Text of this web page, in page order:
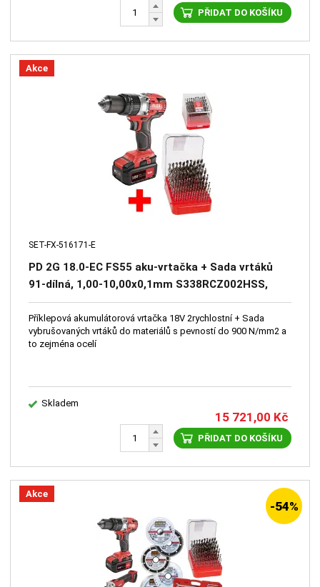
PŘIDAT DO KOŠÍKU
Akce
SET-FX-516171-E
PD 2G 18.0-EC FS55 aku-vrtačka + Sada vrtáků
91-dílná, 1,00-10,00x0,1mm S338RCZ002HSS,
stojánek plastový s víkem
Příklepová akumulátorová vrtačka 18V 2rychlostní + Sada
vybrušovaných vrtáků do materiálů s pevností do 900 N/mm2 a
to zejména ocelí
Skladem
15 721,00 Kč
PŘIDAT DO KOŠÍKU
Akce
-54%